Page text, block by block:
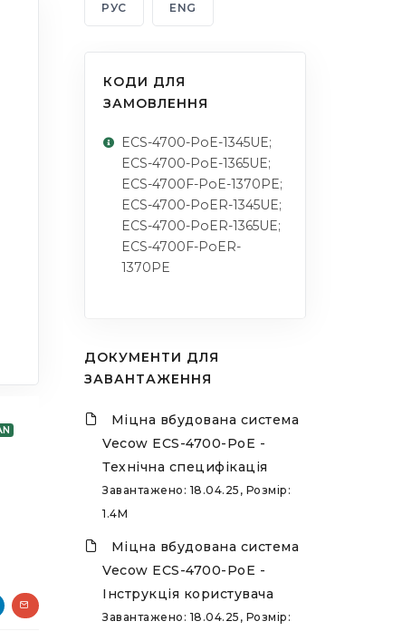
РУС ENG
КОДИ ДЛЯ
ЗАМОВЛЕННЯ
ECS-4700-PoE-1345UE;
ECS-4700-PoE-1365UE;
ECS-4700F-PoE-1370PE;
ECS-4700-PoER-1345UE;
ECS-4700-PoER-1365UE;
ECS-4700F-PoER-
1370PE
ДОКУМЕНТИ ДЛЯ
ЗАВАНТАЖЕННЯ
Міцна вбудована система
Vecow ECS-4700-PoE -
Технічна специфікація
Завантажено: 18.04.25, Розмір:
1.4M
Міцна вбудована система
Vecow ECS-4700-PoE -
Інструкція користувача
Завантажено: 18.04.25, Розмір: